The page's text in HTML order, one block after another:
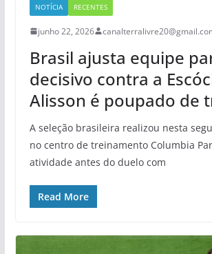
NOTÍCIA
RECENTES
junho 22, 2026
Brasil ajusta equipe
decisivo contra a
Alisson é poupado de
A seleção brasileira realizou nesta
no centro de treinamento Columbia
atividade antes do duelo com
Read More